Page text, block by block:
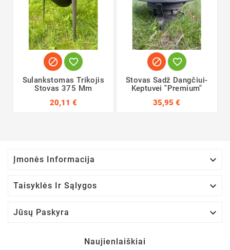
 
Sulankstomas Trikojis
Stovas 375 Mm
20,11 €
 
Stovas Sadž Dangčiui-
Keptuvei "Premium"
35,95 €
Įmonės Informacija 
Taisyklės Ir Sąlygos 
Jūsų Paskyra 
Naujienlaiškiai